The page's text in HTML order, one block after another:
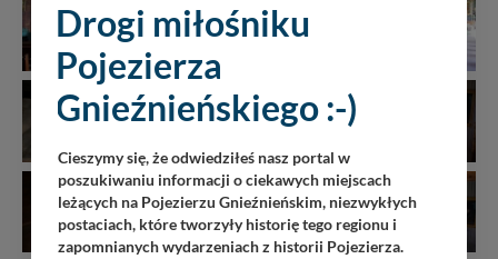
Drogi miłośniku
Pojezierza
Gnieźnieńskiego :-)
Cieszymy się, że odwiedziłeś nasz portal w
poszukiwaniu informacji o ciekawych miejscach
leżących na Pojezierzu Gnieźnieńskim, niezwykłych
postaciach, które tworzyły historię tego regionu i
zapomnianych wydarzeniach z historii Pojezierza.